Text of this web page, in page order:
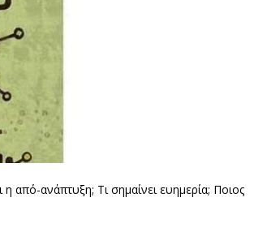
η από-ανάπτυξη; Τι σημαίνει ευημερία; Ποιος